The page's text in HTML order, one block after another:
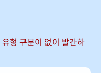
유형 구분이 없이 발간하